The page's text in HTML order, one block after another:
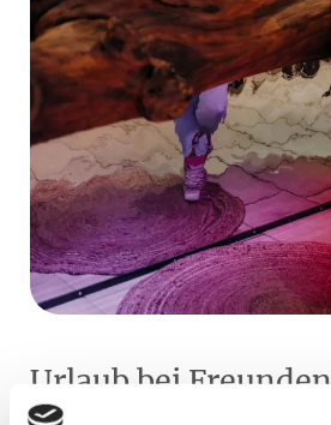
Urlaub bei Freunden